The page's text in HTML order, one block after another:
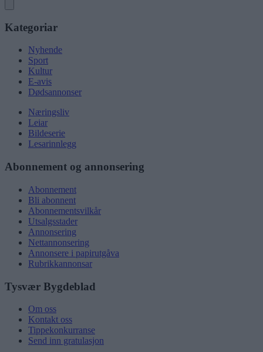
Kategoriar
Nyhende
Sport
Kultur
E-avis
Dødsannonser
Næringsliv
Leiar
Bildeserie
Lesarinnlegg
Abonnement og annonsering
Abonnement
Bli abonnent
Abonnementsvilkår
Utsalgsstader
Annonsering
Nettannonsering
Annonsere i papirutgåva
Rubrikkannonsar
Tysvær Bygdeblad
Om oss
Kontakt oss
Tippekonkurranse
Send inn gratulasjon